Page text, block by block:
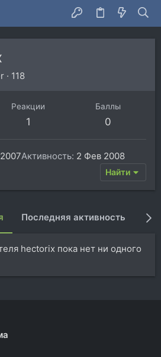
· 118
Реакции
1
Баллы
0
Активность 2 Фев 2008
Найти
Последняя активность
hectorix пока нет ни одного